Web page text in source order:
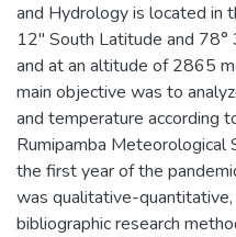
and Hydrology is located in
12" South Latitude and
and at an altitude of 2865
main objective was to
and temperature according
Rumipamba Meteorological
the first year of the
was qualitative-
bibliographic research